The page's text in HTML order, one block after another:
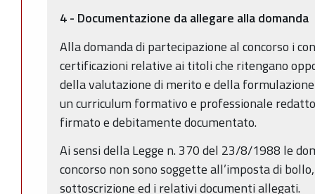
4 - Documentazione da allegare alla domanda
Alla domanda di partecipazione al concorso i
certificazioni relative ai titoli che ritengano
della valutazione di merito e della
un curriculum formativo e professionale
firmato e debitamente documentato.
Ai sensi della Legge n. 370 del 23/8/1988 le
concorso non sono soggette all’imposta di
sottoscrizione ed i relativi documenti allegati.